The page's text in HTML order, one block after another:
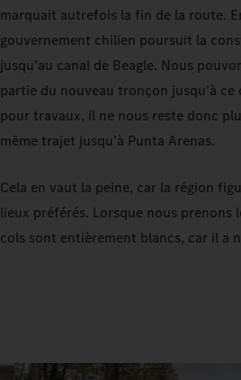
marquait autrefois la fin de la route.
gouvernement chilien poursuit la
jusqu’au canal de Beagle. Nous
partie du nouveau tronçon jusqu’à
pour travaux, il ne nous reste donc
même trajet jusqu’à Punta Arenas.
Cela en vaut la peine, car la région
lieux préférés. Lorsque nous prenons
cols sont entièrement blancs, car il a